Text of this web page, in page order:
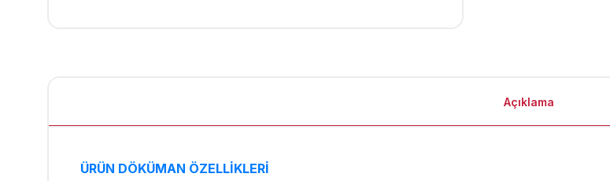
Açıklama
ÜRÜN DÖKÜMAN ÖZELLİKLERİ